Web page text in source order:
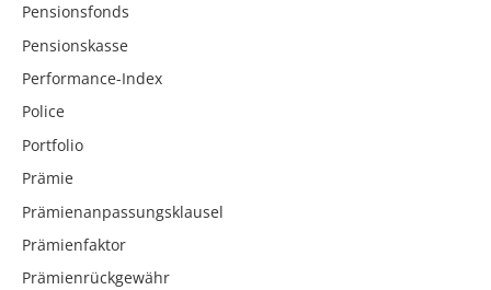
Pensionsfonds
Pensionskasse
Performance-Index
Police
Portfolio
Prämie
Prämienanpassungsklausel
Prämienfaktor
Prämienrückgewähr